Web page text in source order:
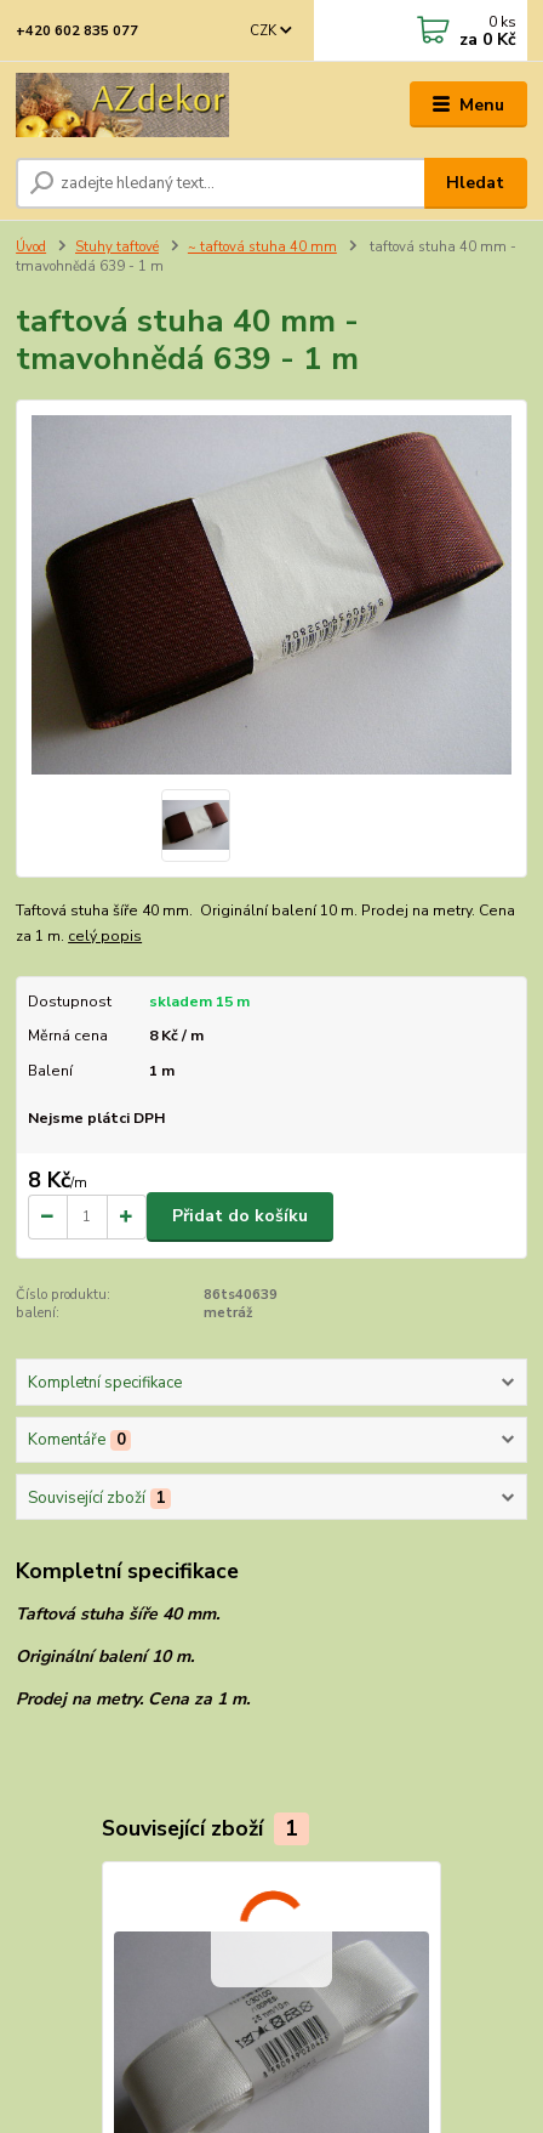
Menu
CZK
Hledat
+420 602 835 077 0 ks
za 0 Kč
Úvod Stuhy taftové ~ taftová stuha 40 mm
taftová stuha 40 mm -
tmavohnědá 639 - 1 m
taftová stuha 40 mm -
tmavohnědá 639 - 1 m
Taftová stuha šíře 40 mm. Originální balení 10 m. Prodej na metry. Cena
za 1 m. celý popis
Dostupnost
skladem 15 m
Měrná cena
8 Kč / m
Balení
1 m
Nejsme plátci DPH
8 Kč/m
Přidat do košíku
Číslo produktu:
86ts40639
balení:
metráž
Kompletní specifikace
Komentáře 0
Související zboží 1
Kompletní specifikace
Taftová stuha šíře 40 mm.
Originální balení 10 m.
Prodej na metry. Cena za 1 m.
Související zboží 1